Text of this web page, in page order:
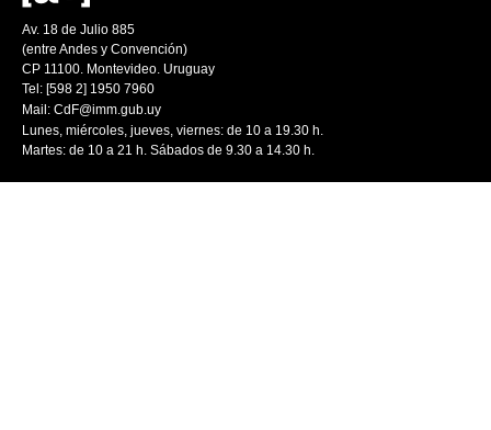
Av. 18 de Julio 885
(entre Andes y Convención)
CP 11100. Montevideo. Uruguay
Tel: [598 2] 1950 7960
Mail: CdF@imm.gub.uy
Lunes, miércoles, jueves, viernes: de 10 a 19.30 h.
Martes: de 10 a 21 h. Sábados de 9.30 a 14.30 h.